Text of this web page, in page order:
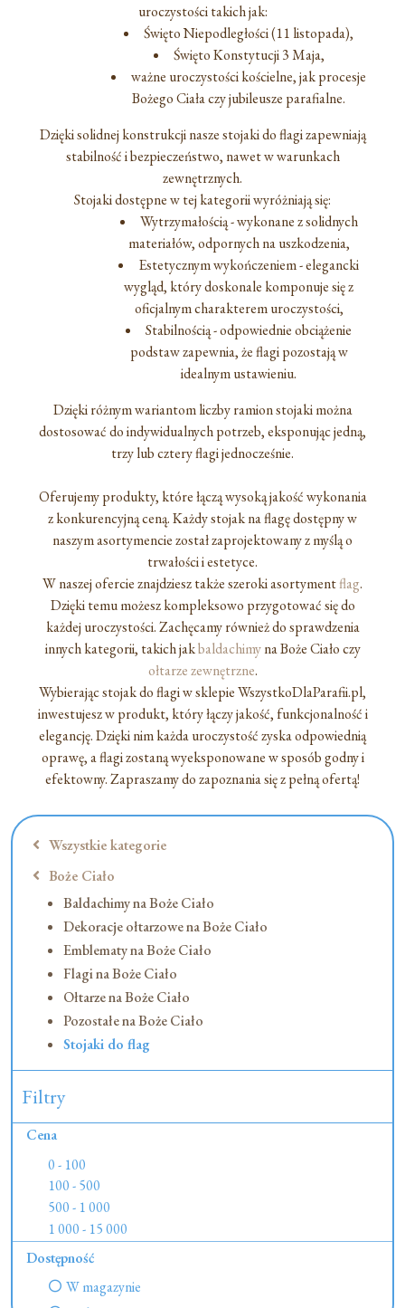
Wszystkie kategorie
Boże Ciało
Baldachimy na Boże Ciało
Dekoracje ołtarzowe na Boże Ciało
Emblematy na Boże Ciało
Flagi na Boże Ciało
Ołtarze na Boże Ciało
Pozostałe na Boże Ciało
Stojaki do flag
Filtry
Cena
0 - 100
100 - 500
500 - 1 000
1 000 - 15 000
Dostępność
W magazynie
uroczystości takich jak:
Święto Niepodległości (11 listopada),
Święto Konstytucji 3 Maja,
ważne uroczystości kościelne, jak procesje
Bożego Ciała czy jubileusze parafialne.
Dzięki solidnej konstrukcji nasze stojaki do flagi zapewniają
stabilność i bezpieczeństwo, nawet w warunkach
zewnętrznych.
Stojaki dostępne w tej kategorii wyróżniają się:
Wytrzymałością - wykonane z solidnych
materiałów, odpornych na uszkodzenia,
Estetycznym wykończeniem - elegancki
wygląd, który doskonale komponuje się z
oficjalnym charakterem uroczystości,
Stabilnością - odpowiednie obciążenie
podstaw zapewnia, że flagi pozostają w
idealnym ustawieniu.
Dzięki różnym wariantom liczby ramion stojaki można
dostosować do indywidualnych potrzeb, eksponując jedną,
trzy lub cztery flagi jednocześnie.
Oferujemy produkty, które łączą wysoką jakość wykonania
z konkurencyjną ceną. Każdy stojak na flagę dostępny w
naszym asortymencie został zaprojektowany z myślą o
trwałości i estetyce.
W naszej ofercie znajdziesz także szeroki asortymentflag.
Dzięki temu możesz kompleksowo przygotować się do
każdej uroczystości. Zachęcamy również do sprawdzenia
innych kategorii, takich jakbaldachimyna Boże Ciało czy
ołtarze zewnętrzne.
Wybierając stojak do flagi w sklepie WszystkoDlaParafii.pl,
inwestujesz w produkt, który łączy jakość, funkcjonalność i
elegancję. Dzięki nim każda uroczystość zyska odpowiednią
oprawę, a flagi zostaną wyeksponowane w sposób godny i
efektowny. Zapraszamy do zapoznania się z pełną ofertą!